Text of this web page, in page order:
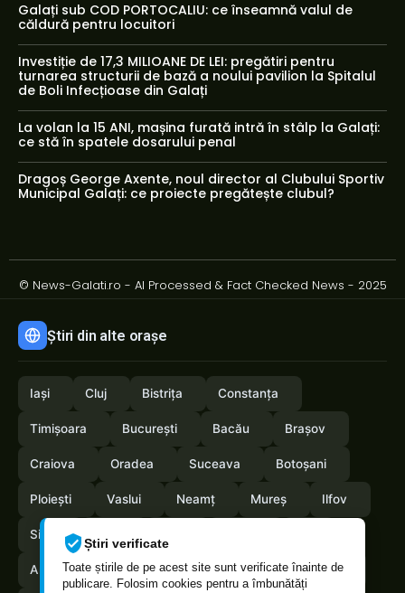
Știri verificate
Toate știrile de pe acest site sunt verificate înainte de
publicare. Folosim cookies pentru a îmbunătăți
Galați sub COD PORTOCALIU: ce înseamnă valul de
căldură pentru locuitori
Investiție de 17,3 MILIOANE DE LEI: pregătiri pentru
turnarea structurii de bază a noului pavilion la Spitalul
de Boli Infecțioase din Galați
La volan la 15 ANI, mașina furată intră în stâlp la Galați:
ce stă în spatele dosarului penal
Dragoș George Axente, noul director al Clubului Sportiv
Municipal Galați: ce proiecte pregătește clubul?
© News-Galati.ro - AI Processed & Fact Checked News - 2025
Știri din alte orașe
Iași Cluj Bistrița Constanța
Timișoara București Bacău Brașov
Craiova Oradea Suceava Botoșani
Ploiești Vaslui Neamț Mureș Ilfov
Sibiu
Arges Maramures Vrancea Satumare